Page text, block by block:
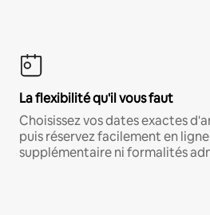
La flexibilité qu'il vous faut
Choisissez vos dates exactes
puis réservez facilement en
supplémentaire ni formalités